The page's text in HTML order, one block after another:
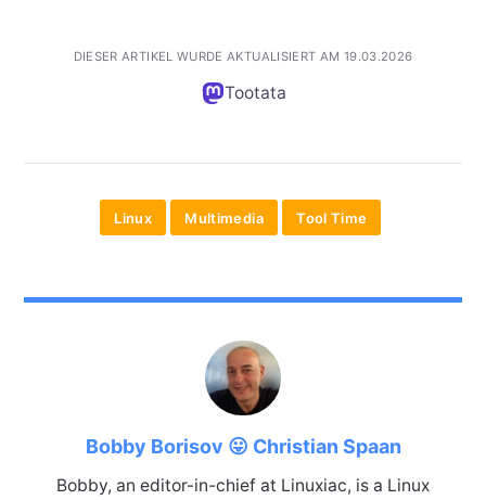
DIESER ARTIKEL WURDE AKTUALISIERT AM 19.03.2026
Tootata
Linux Multimedia Tool Time
Bobby Borisov 😛 Christian Spaan
Bobby, an editor-in-chief at Linuxiac, is a Linux